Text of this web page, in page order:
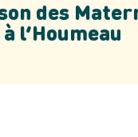
des
à l’Houmeau